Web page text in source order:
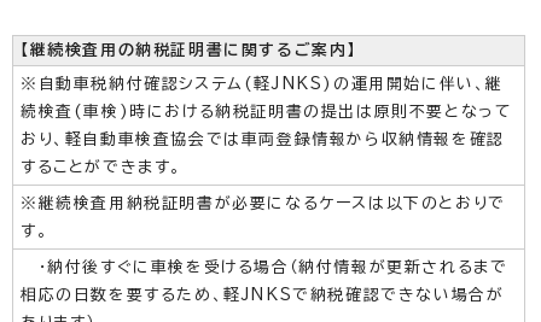
【継続検査用の納税証明書に関するご案内】
※自動車税納付確認システム(軽JNKS)の運用開始に伴い、継
続検査(車検)時における納税証明書の提出は原則不要となって
おり、軽自動車検査協会では車両登録情報から収納情報を確認
することができます。
※継続検査用納税証明書が必要になるケースは以下のとおりで
す。
・納付後すぐに車検を受ける場合（納付情報が更新されるまで
相応の日数を要するため、軽JNKSで納税確認できない場合が